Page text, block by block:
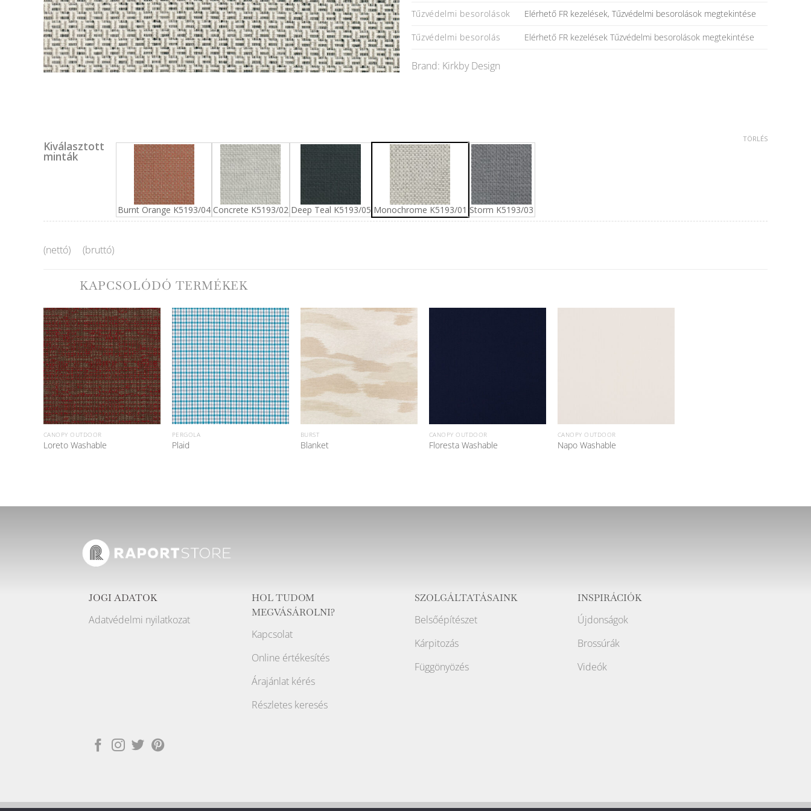
Tűzvédelmi besorolások Elérhető FR kezelések, Tűzvédelmi besorolások megtekintése
Tűzvédelmi besorolás Elérhető FR kezelések Tűzvédelmi besorolások megtekintése
Brand: Kirkby Design
Kiválasztott
minták
Burnt Orange K5193/04 Concrete K5193/02 Deep Teal K5193/05 Monochrome K5193/01 Storm K5193/03
TÖRLÉS
(nettó) (bruttó)
KAPCSOLÓDÓ TERMÉKEK
CANOPY OUTDOOR
Loreto Washable
PERGOLA
Plaid
BURST
Blanket
CANOPY OUTDOOR
Floresta Washable
CANOPY OUTDOOR
Napo Washable
JOGI ADATOK
Adatvédelmi nyilatkozat
HOL TUDOM
MEGVÁSÁROLNI?
Kapcsolat
Online értékesítés
Árajánlat kérés
Részletes keresés
SZOLGÁLTATÁSAINK
Belsőépítészet
Kárpitozás
Függönyözés
INSPIRÁCIÓK
Újdonságok
Brossúrák
Videók